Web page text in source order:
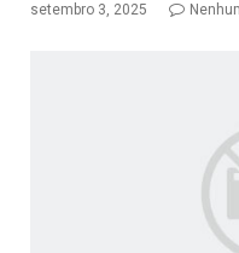
setembro 3, 2025